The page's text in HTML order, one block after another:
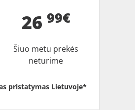
26 99€
Šiuo metu prekės
neturime
pristatymas Lietuvoje*